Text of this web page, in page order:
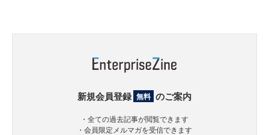
新規会員登録 無料 のご案内
・全ての過去記事が閲覧できます
・会員限定メルマガを受信できます